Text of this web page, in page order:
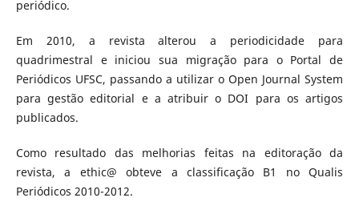
periódico.
Em 2010, a revista alterou a periodicidade para
quadrimestral e iniciou sua migração para o Portal de
Periódicos UFSC, passando a utilizar o Open Journal System
para gestão editorial e a atribuir o DOI para os artigos
publicados.
Como resultado das melhorias feitas na editoração da
revista, a ethic@ obteve a classificação B1 no Qualis
Periódicos 2010-2012.